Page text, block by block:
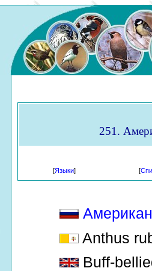
251.
[Языки] [
Anthus
Buff-